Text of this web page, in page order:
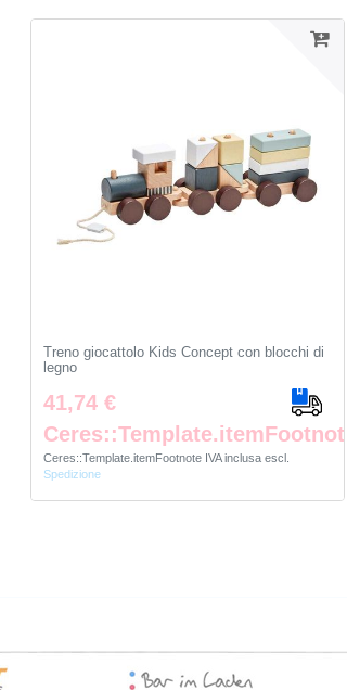
Treno giocattolo Kids Concept con blocchi di
legno
41,74 €
Ceres::Template.itemFootnote
Ceres::Template.itemFootnote IVA inclusa escl.
Spedizione